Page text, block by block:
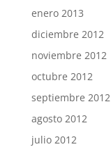
enero 2013
diciembre 2012
noviembre 2012
octubre 2012
septiembre 2012
agosto 2012
julio 2012